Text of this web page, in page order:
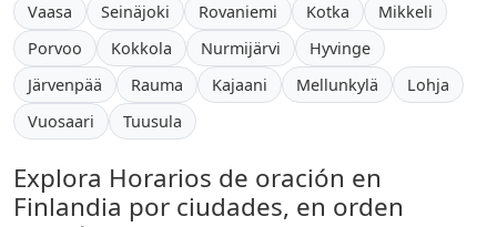
Vaasa
Seinäjoki Rovaniemi Kotka
Mikkeli
Porvoo
Kokkola Nurmijärvi
Hyvinge
Järvenpää
Rauma Kajaani Mellunkylä
Lohja
Vuosaari
Tuusula
Explora Horarios de oración en
Finlandia por ciudades, en orden